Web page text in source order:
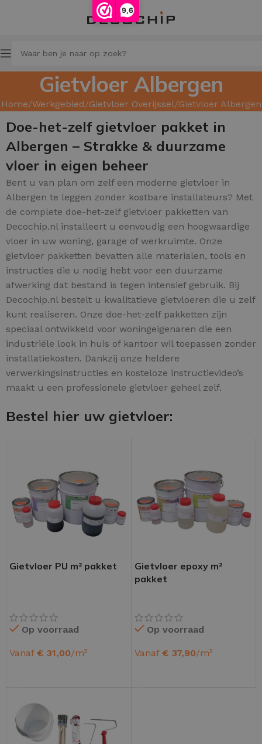
9,6
Gietvloer Albergen
Home Werkgebied Gietvloer Overijssel Gietvloer Albergen
Doe-het-zelf gietvloer pakket in
Albergen – Strakke & duurzame
vloer in eigen beheer
Bent u van plan om zelf een moderne gietvloer in
Albergen te leggen zonder kostbare installateurs? Met
de complete doe-het-zelf gietvloer pakketten van
Decochip.nl installeert u eenvoudig een hoogwaardige
vloer in uw woning, garage of werkruimte. Onze
gietvloer pakketten bevatten alle materialen, tools en
instructies die u nodig hebt voor een duurzame
afwerking dat bestand is tegen intensief gebruik. Bij
Decochip.nl bestelt u kwalitatieve gietvloeren die u zelf
kunt realiseren. Onze doe-het-zelf pakketten zijn
speciaal ontwikkeld voor woningeigenaren die een
industriële look in huis of kantoor wil toepassen zonder
installatiekosten. Dankzij onze heldere
verwerkingsinstructies en kosteloze instructievideo’s
maakt u een professionele gietvloer geheel zelf.
Bestel hier uw gietvloer:
Gietvloer PU m² pakket
Op voorraad
Vanaf € 31,00/m²
Gietvloer epoxy m²
pakket
Op voorraad
Vanaf € 37,90/m²